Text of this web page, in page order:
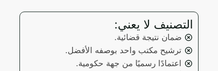
التصنيف لا يعني:
ضمان نتيجة قضائية.
ترشيح مكتب واحد بوصفه الأفضل.
اعتمادًا رسميًا من جهة حكومية.